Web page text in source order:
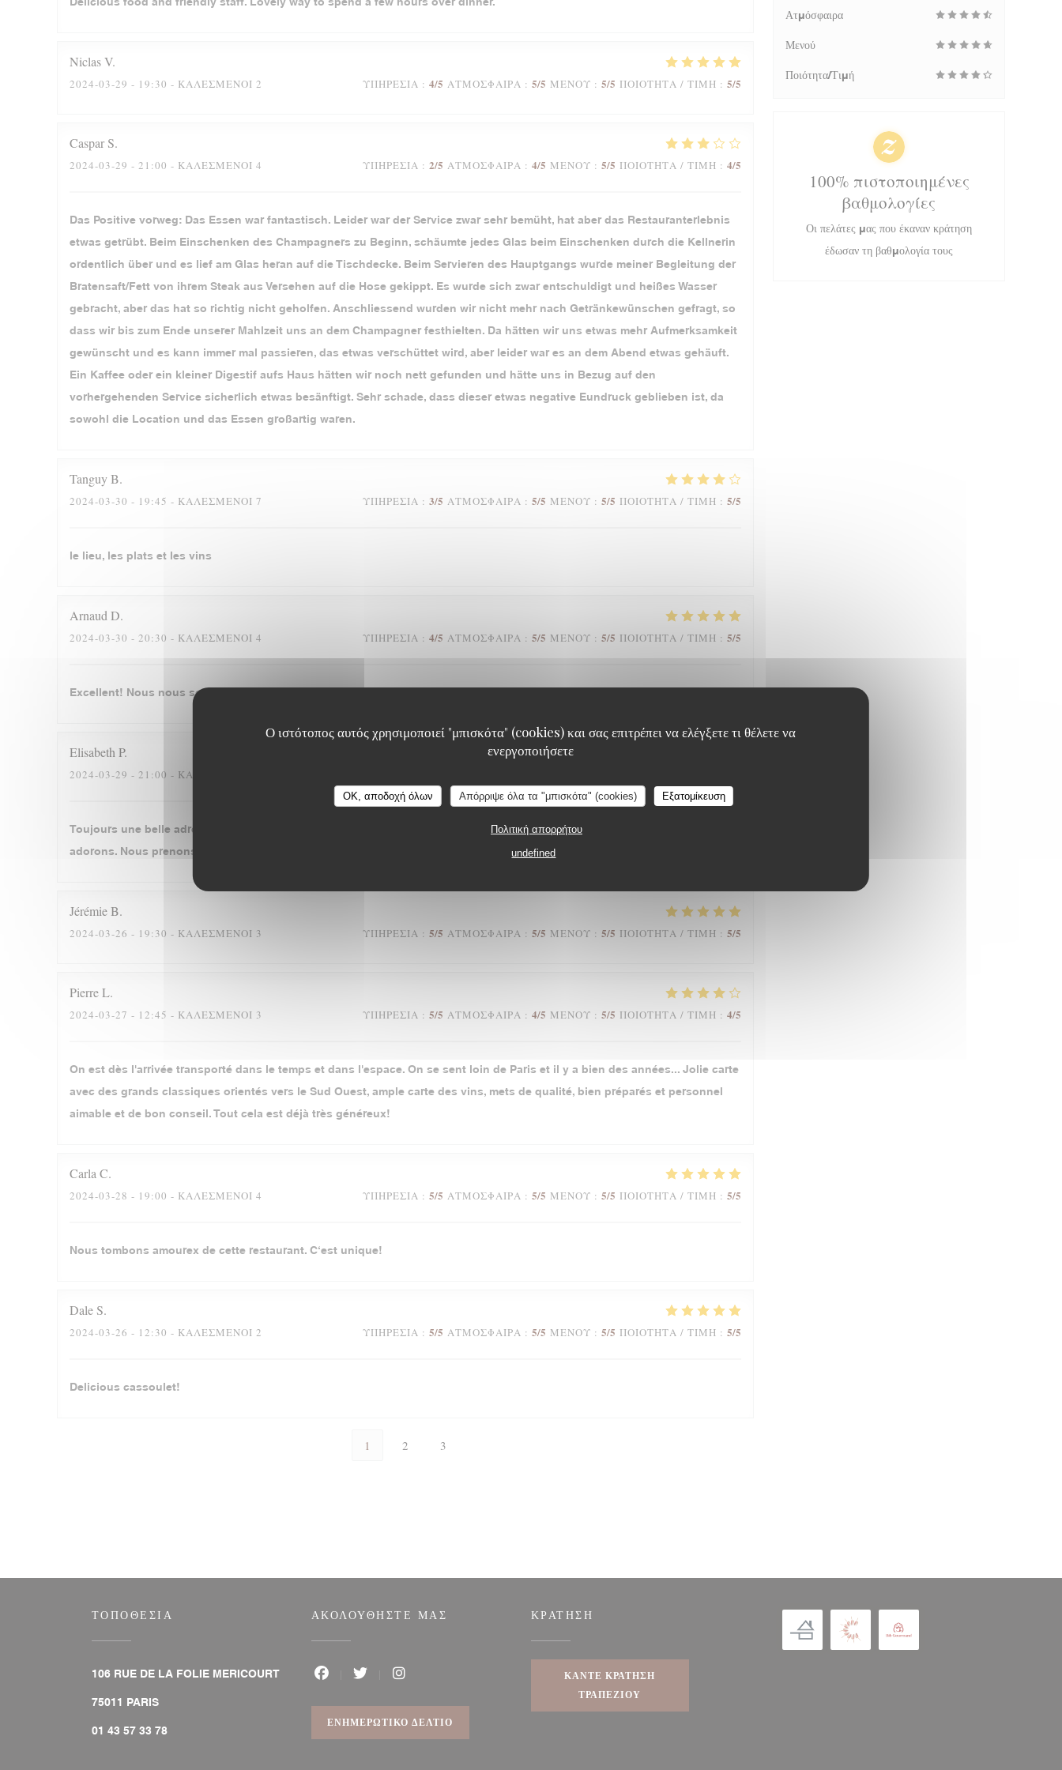
Ο ιστότοπος αυτός χρησιμοποιεί "μπισκότα" (cookies) και σας επιτρέπει να ελέγξετε τι θέλετε να
ενεργοποιήσετε
OK, αποδοχή όλων Απόρριψε όλα τα "μπισκότα" (cookies) Εξατομίκευση
Πολιτική απορρήτου
undefined
NiclasV
2024-03-29 - 19:30 - ΚΑΛΕΣΜΈΝΟΙ 2 ΥΠΗΡΕΣΊΑ : 4/5 ΑΤΜΌΣΦΑΙΡΑ : 5/5 ΜΕΝΟΎ : 5/5 ΠΟΙΌΤΗΤΑ / ΤΙΜΉ : 5/5
Caspar S
2024-03-29 - 21:00 - ΚΑΛΕΣΜΈΝΟΙ 4 ΥΠΗΡΕΣΊΑ : 2/5 ΑΤΜΌΣΦΑΙΡΑ : 4/5 ΜΕΝΟΎ : 5/5 ΠΟΙΌΤΗΤΑ / ΤΙΜΉ : 4/5
Das Positive vorweg: Das Essen war fantastisch. Leider war der Service zwar sehr bemüht, hat aber das Restauranterlebnis
etwas getrübt. Beim Einschenken des Champagners zu Beginn, schäumte jedes Glas beim Einschenken durch die Kellnerin
ordentlich über und es lief am Glas heran auf die Tischdecke. Beim Servieren des Hauptgangs wurde meiner Begleitung der
Bratensaft/Fett von ihrem Steak aus Versehen auf die Hose gekippt. Es wurde sich zwar entschuldigt und heißes Wasser
gebracht, aber das hat so richtig nicht geholfen. Anschliessend wurden wir nicht mehr nach Getränkewünschen gefragt, so
dass wir bis zum Ende unserer Mahlzeit uns an dem Champagner festhielten. Da hätten wir uns etwas mehr Aufmerksamkeit
gewünscht und es kann immer mal passieren, das etwas verschüttet wird, aber leider war es an dem Abend etwas gehäuft.
Ein Kaffee oder ein kleiner Digestif aufs Haus hätten wir noch nett gefunden und hätte uns in Bezug auf den
vorhergehenden Service sicherlich etwas besänftigt. Sehr schade, dass dieser etwas negative Eundruck geblieben ist, da
sowohl die Location und das Essen großartig waren.
TanguyB
2024-03-30 - 19:45 - ΚΑΛΕΣΜΈΝΟΙ 7 ΥΠΗΡΕΣΊΑ : 3/5 ΑΤΜΌΣΦΑΙΡΑ : 5/5 ΜΕΝΟΎ : 5/5 ΠΟΙΌΤΗΤΑ / ΤΙΜΉ : 5/5
le lieu, les plats et les vins
Arnaud D
2024-03-30 - 20:30 - ΚΑΛΕΣΜΈΝΟΙ 4 ΥΠΗΡΕΣΊΑ : 4/5 ΑΤΜΌΣΦΑΙΡΑ : 5/5 ΜΕΝΟΎ : 5/5 ΠΟΙΌΤΗΤΑ / ΤΙΜΉ : 5/5
Excellent! Nous nous sommes régalés, merci beaucoup!
Elisabeth P
2024-03-29 - 21:00 - ΚΑΛΕΣΜΈΝΟΙ 2
Toujours une belle adresse, où le plaisir de revenir est comblé. Le cadre est chaleureux et d’un autre temps que nous
adorons. Nous prenons à chaque fois le cassoulet. Service agréable et de bon ton. Merci à toute l’équipe
JérémieB
2024-03-26 - 19:30 - ΚΑΛΕΣΜΈΝΟΙ 3 ΥΠΗΡΕΣΊΑ : 5/5 ΑΤΜΌΣΦΑΙΡΑ : 5/5 ΜΕΝΟΎ : 5/5 ΠΟΙΌΤΗΤΑ / ΤΙΜΉ : 5/5
PierreL
2024-03-27 - 12:45 - ΚΑΛΕΣΜΈΝΟΙ 3 ΥΠΗΡΕΣΊΑ : 5/5 ΑΤΜΌΣΦΑΙΡΑ : 4/5 ΜΕΝΟΎ : 5/5 ΠΟΙΌΤΗΤΑ / ΤΙΜΉ : 4/5
On est dès l'arrivée transporté dans le temps et dans l'espace. On se sent loin de Paris et il y a bien des années... Jolie carte
avec des grands classiques orientés vers le Sud Ouest, ample carte des vins, mets de qualité, bien préparés et personnel
aimable et de bon conseil. Tout cela est déjà très généreux!
Carla C
2024-03-28 - 19:00 - ΚΑΛΕΣΜΈΝΟΙ 4 ΥΠΗΡΕΣΊΑ : 5/5 ΑΤΜΌΣΦΑΙΡΑ : 5/5 ΜΕΝΟΎ : 5/5 ΠΟΙΌΤΗΤΑ / ΤΙΜΉ : 5/5
Nous tombons amourex de cette restaurant. C‘est unique!
Dale S
2024-03-26 - 12:30 - ΚΑΛΕΣΜΈΝΟΙ 2 ΥΠΗΡΕΣΊΑ : 5/5 ΑΤΜΌΣΦΑΙΡΑ : 5/5 ΜΕΝΟΎ : 5/5 ΠΟΙΌΤΗΤΑ / ΤΙΜΉ : 5/5
Delicious cassoulet!
1 2 3
Ατμόσφαιρα
Μενού
Ποιότητα/Τιμή
100% πιστοποιημένες
βαθμολογίες
Οι πελάτες μας που έκαναν κράτηση
έδωσαν τη βαθμολογία τους
ΤΟΠΟΘΕΣΊΑ
106 RUE DE LA FOLIE MERICOURT
75011 PARIS((ανοίγει σε νέο παράθυρο))
01 43 57 33 78
ΑΚΟΛΟΥΘΉΣΤΕ ΜΑΣ
ΕΝΗΜΕΡΩΤΙΚΌ ΔΕΛΤΊΟ
ΚΡΆΤΗΣΗ
ΚΆΝΤΕ ΚΡΆΤΗΣΗ
ΤΡΑΠΕΖΙΟΎ